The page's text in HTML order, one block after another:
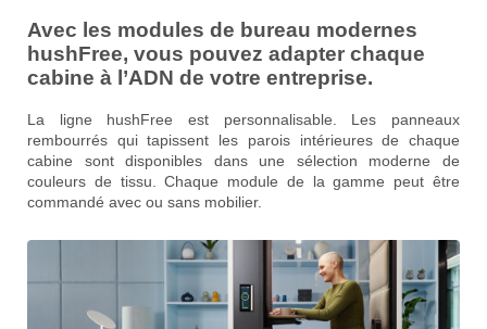
Avec les modules de bureau modernes
hushFree, vous pouvez adapter chaque
cabine à l’ADN de votre entreprise.
La ligne hushFree est personnalisable. Les panneaux
rembourrés qui tapissent les parois intérieures de chaque
cabine sont disponibles dans une sélection moderne de
couleurs de tissu. Chaque module de la gamme peut être
commandé avec ou sans mobilier.